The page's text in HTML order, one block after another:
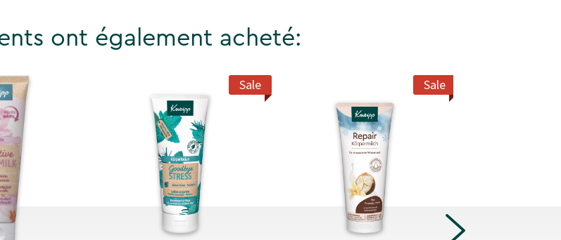
ont également acheté:
Sale Sale